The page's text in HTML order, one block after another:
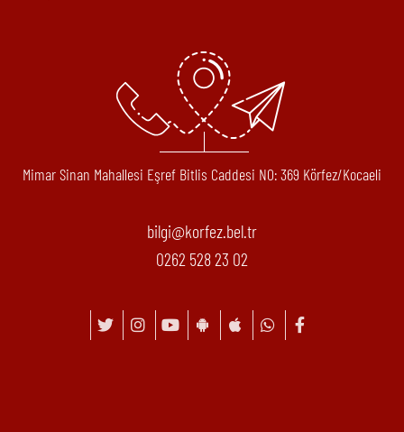
Mimar Sinan Mahallesi Eşref Bitlis Caddesi N0: 369 Körfez/Kocaeli
bilgi@korfez.bel.tr
0262 528 23 02